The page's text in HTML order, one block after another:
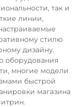
так и
линии,
стилю
дизайну.
оборудования
многие модели
быстрой
магазина